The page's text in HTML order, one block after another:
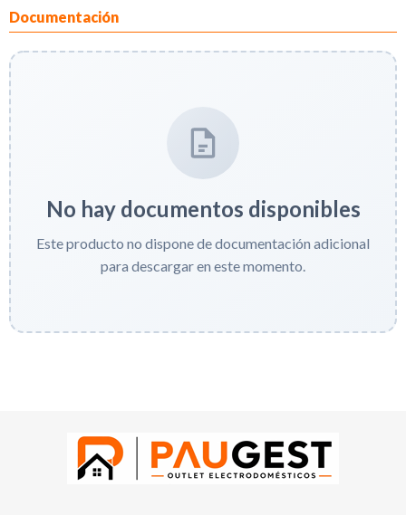
Documentación
No hay documentos disponibles
Este producto no dispone de documentación adicional
para descargar en este momento.